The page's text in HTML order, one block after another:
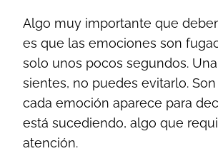
Algo muy importante que
es que las emociones son
solo unos pocos segundos.
sientes, no puedes evitarlo.
cada emoción aparece para
está sucediendo, algo que
atención.